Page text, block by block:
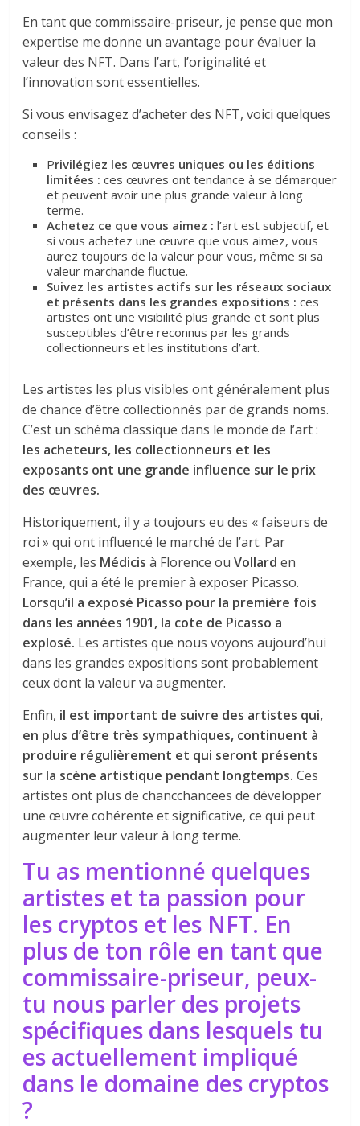
En tant que commissaire-priseur, je pense que mon
expertise me donne un avantage pour évaluer la
valeur des NFT. Dans l’art, l’originalité et
l’innovation sont essentielles.
Si vous envisagez d’acheter des NFT, voici quelques
conseils :
Privilégiez les œuvres uniques ou les éditions
limitées :ces œuvres ont tendance à se démarquer
et peuvent avoir une plus grande valeur à long
terme.
Achetez ce que vous aimez : l’art est subjectif, et
si vous achetez une œuvre que vous aimez, vous
aurez toujours de la valeur pour vous, même si sa
valeur marchande fluctue.
Suivez les artistes actifs sur les réseaux sociaux
et présents dans les grandes expositions :ces
artistes ont une visibilité plus grande et sont plus
susceptibles d’être reconnus par les grands
collectionneurs et les institutions d’art.
Les artistes les plus visibles ont généralement plus
de chance d’être collectionnés par de grands noms.
C’est un schéma classique dans le monde de l’art :
les acheteurs, les collectionneurs et les
exposants ont une grande influence sur le prix
des œuvres.
Historiquement, il y a toujours eu des « faiseurs de
roi » qui ont influencé le marché de l’art. Par
exemple, les Médicisà Florence ouVollarden
France, qui a été le premier à exposer Picasso.
Lorsqu’il a exposé Picasso pour la première fois
dans les années 1901, la cote de Picasso a
explosé. Les artistes que nous voyons aujourd’hui
dans les grandes expositions sont probablement
ceux dont la valeur va augmenter.
Enfin, il est important de suivre des artistes qui,
en plus d’être très sympathiques, continuent à
produire régulièrement et qui seront présents
sur la scène artistique pendant longtemps. Ces
artistes ont plus de chancchancees de développer
une œuvre cohérente et significative, ce qui peut
augmenter leur valeur à long terme.
Tu as mentionné quelques
artistes et ta passion pour
les cryptos et les NFT. En
plus de ton rôle en tant que
commissaire-priseur, peux-
tu nous parler des projets
spécifiques dans lesquels tu
es actuellement impliqué
dans le domaine des cryptos
?